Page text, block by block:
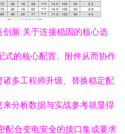
新:关于连接稳固的核心选
式的核心配置、附件从而协作
多工程师升级、替换稳定配
分析数据与实战参考就显得
配合变电安全的接口集成要求